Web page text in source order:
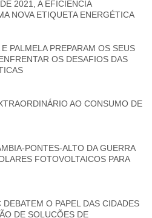
2021, A EFICIÊNCIA
NOVA ETIQUETA ENERGÉTICA
PALMELA PREPARAM OS SEUS
OS DESAFIOS DAS
AO CONSUMO DE
PONTES-ALTO DA GUERRA
FOTOVOLTAICOS PARA
O PAPEL DAS CIDADES
DE SOLUCÕES DE